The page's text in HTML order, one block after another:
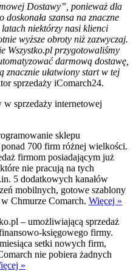
Dostawy”, ponieważ dla
szansa na znaczne
niektórzy nasi klienci
wyższe obroty niż zazwyczaj.
Wszystko.pl przygotowaliśmy
darmową dostawę,
znacznie ułatwiony start w tej
sprzedaży iComarch24.
w sprzedaży internetowej
sklepu
700 firm różnej wielkości.
firmom posiadającym już
nie pracują na tych
5 dodatkowych kanałów
mobilnych, gotowe szablony
Chmurze Comarch. Więcej »
– umożliwiającą sprzedaż
księgowego firmy.
setki nowych firm,
nie pobiera żadnych
»